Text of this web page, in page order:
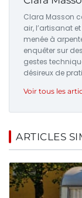
Clara Masson
air, l’artisanat
menée à
enquêter sur
gestes
désireux de
Voir tous les
ARTICLES